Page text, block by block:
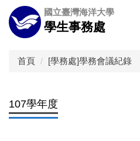
跳
到
主
國立臺灣海洋大學
學生事務處
首頁 [學務處]學務會議紀錄
107學年度